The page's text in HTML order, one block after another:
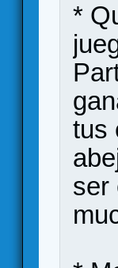
*
tus
ser